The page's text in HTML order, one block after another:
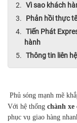
Vì sao khách
Phản hồi thực
Tiến Phát
hành
Thông tin liên hệ
Phủ sóng mạnh mẽ
Với hệ thống chành
phục vụ giao hàng